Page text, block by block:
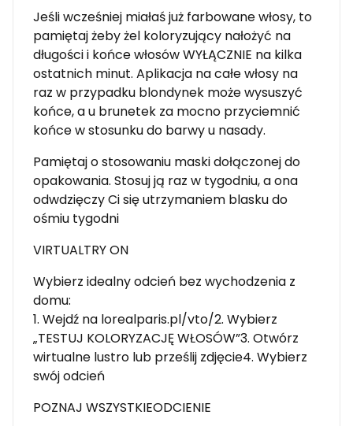
Jeśli wcześniej miałaś już farbowane włosy, to
pamiętaj żeby żel koloryzujący nałożyć na
długości i końce włosów WYŁĄCZNIE na kilka
ostatnich minut. Aplikacja na całe włosy na
raz w przypadku blondynek może wysuszyć
końce, a u brunetek za mocno przyciemnić
końce w stosunku do barwy u nasady.
Pamiętaj o stosowaniu maski dołączonej do
opakowania. Stosuj ją raz w tygodniu, a ona
odwdzięczy Ci się utrzymaniem blasku do
ośmiu tygodni
VIRTUALTRY ON
Wybierz idealny odcień bez wychodzenia z
domu:
1. Wejdź na lorealparis.pl/vto/2. Wybierz
„TESTUJ KOLORYZACJĘ WŁOSÓW”3. Otwórz
wirtualne lustro lub prześlij zdjęcie4. Wybierz
swój odcień
POZNAJ WSZYSTKIEODCIENIE